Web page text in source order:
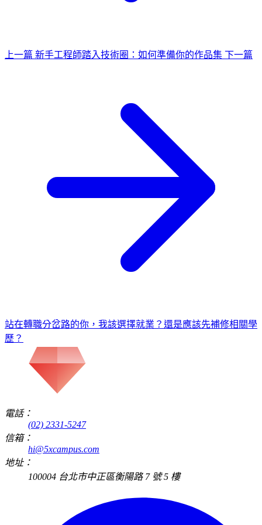
上一篇 新手工程師踏入技術圈：如何準備你的作品集 下一篇
站在轉職分岔路的你，我該選擇就業？還是應該先補修相關學
歷？
電話：
(02) 2331-5247
信箱：
hi@5xcampus.com
地址：
100004 台北市中正區衡陽路 7 號 5 樓